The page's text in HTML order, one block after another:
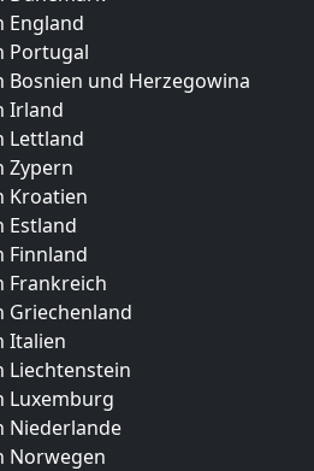
England
Portugal
Bosnien und Herzegowina
Irland
Lettland
Zypern
Kroatien
Estland
Finnland
Frankreich
Griechenland
Italien
Liechtenstein
Luxemburg
Niederlande
Norwegen